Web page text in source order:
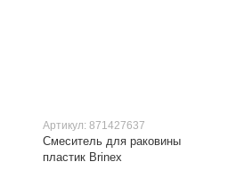
Артикул: 871427637
Смеситель для раковины
пластик Brinex